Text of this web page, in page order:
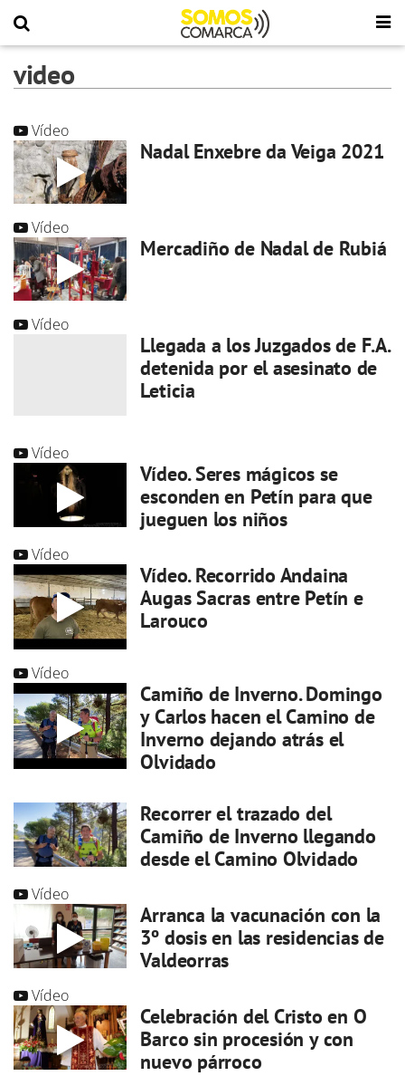
video
Vídeo
Nadal Enxebre da Veiga 2021
Vídeo
Mercadiño de Nadal de Rubiá
Vídeo
Llegada a los Juzgados de F.A.
detenida por el asesinato de
Leticia
Vídeo
Vídeo. Seres mágicos se
esconden en Petín para que
jueguen los niños
Vídeo
Vídeo. Recorrido Andaina
Augas Sacras entre Petín e
Larouco
Vídeo
Camiño de Inverno. Domingo
y Carlos hacen el Camino de
Inverno dejando atrás el
Olvidado
Recorrer el trazado del
Camiño de Inverno llegando
desde el Camino Olvidado
Vídeo
Arranca la vacunación con la
3º dosis en las residencias de
Valdeorras
Vídeo
Celebración del Cristo en O
Barco sin procesión y con
nuevo párroco